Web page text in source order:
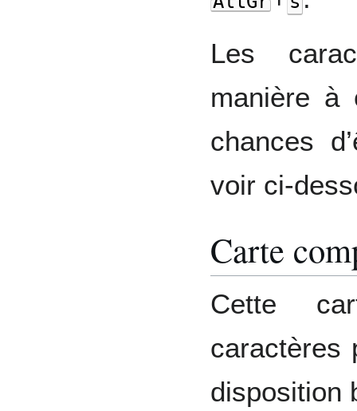
Les
manière à
chances
voir ci-
Carte
Cette
caractères
disposition